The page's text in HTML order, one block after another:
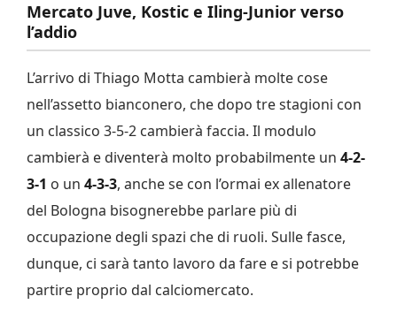
Mercato Juve, Kostic e Iling-Junior verso
l’addio
L’arrivo di Thiago Motta cambierà molte cose
nell’assetto bianconero, che dopo tre stagioni con
un classico 3-5-2 cambierà faccia. Il modulo
cambierà e diventerà molto probabilmente un 4-2-
3-1 o un 4-3-3, anche se con l’ormai ex allenatore
del Bologna bisognerebbe parlare più di
occupazione degli spazi che di ruoli. Sulle fasce,
dunque, ci sarà tanto lavoro da fare e si potrebbe
partire proprio dal calciomercato.